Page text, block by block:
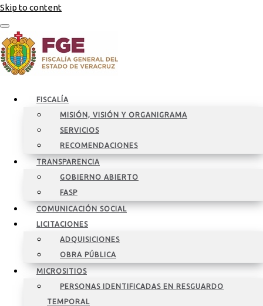
Skip to content
FISCALÍA
MISIÓN, VISIÓN Y ORGANIGRAMA
SERVICIOS
RECOMENDACIONES
TRANSPARENCIA
GOBIERNO ABIERTO
FASP
COMUNICACIÓN SOCIAL
LICITACIONES
ADQUISICIONES
OBRA PÚBLICA
MICROSITIOS
PERSONAS IDENTIFICADAS EN RESGUARDO
TEMPORAL